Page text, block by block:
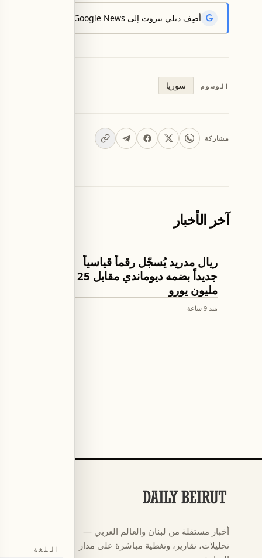
أضِف ديلي بيروت إلى Google News لتتلقّى أحدث الأخبار أوّلاً.
الوسوم سوريا
مشاركة
آخر الأخبار
كرة القدم
ريال مدريد يُسجّل رقماً قياسياً
جديداً بضمه ديوماندي مقابل 125
مليون يورو
منذ 9 ساعة
أخبار مستقلة من لبنان والعالم العربي —
تحليلات، تقارير، وتغطية مباشرة على مدار
كأس العالم
←أخباراللغة